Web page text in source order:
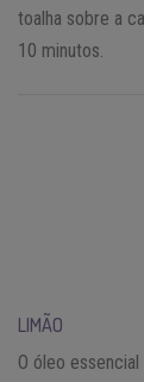
toalha sobre a
10 minutos.
LIMÃO
O óleo essencial